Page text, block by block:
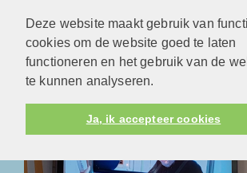
Deze website maakt gebruik van
cookies om de website goed te laten
functioneren en het gebruik van de
te kunnen analyseren.
Ja, ik accepteer cookies
Orgelconcert